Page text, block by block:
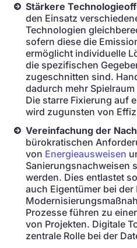
Stärkere
den Einsatz
Technologien
sofern diese die
ermöglicht individuelle
die spezifischen
zugeschnitten sind.
dadurch mehr
Die starre Fixierung auf
wird zugunsten von
Vereinfachung der
bürokratischen
von Energieausweisen
Sanierungsnachweisen
werden. Dies entlastet
auch Eigentümer bei der
Prozesse führen zu
von Projekten. Digitale
zentrale Rolle bei der